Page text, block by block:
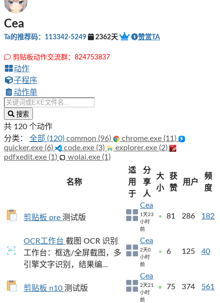
Cea
Ta的推荐码：113342-5249 2362天 赞赏TA
剪贴板动作交流群：824753837
动作
子程序
动作单
搜索
共 120 个动作
分类：
全部 (120) common (96)
chrome.exe (11)
quicker.exe (6)
code.exe (3)
explorer.exe (2)
pdfxedit.exe (1)
wolai.exe (1)
名称
适
用
于
分
享
人
大
小
获
赞
用户
频
度
剪贴板 pre 测试版
Cea
1天23
小时
前
81 286 182
OCR工作台 截图 OCR 识别
工作台：框选/全屏截图，多
引擎文字识别，结果编...
Cea
2天0
小时
前
6 125 40
剪贴板 n10 测试版
Cea
2天21
小时
前
75 374 561